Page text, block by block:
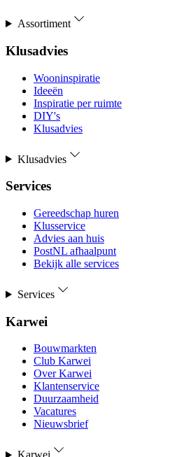
Assortiment
Klusadvies
Wooninspiratie
Ideeën
Inspiratie per ruimte
DIY's
Klusadvies
Klusadvies
Services
Gereedschap huren
Klusservice
Advies aan huis
PostNL afhaalpunt
Bekijk alle services
Services
Karwei
Bouwmarkten
Club Karwei
Over Karwei
Klantenservice
Duurzaamheid
Vacatures
Nieuwsbrief